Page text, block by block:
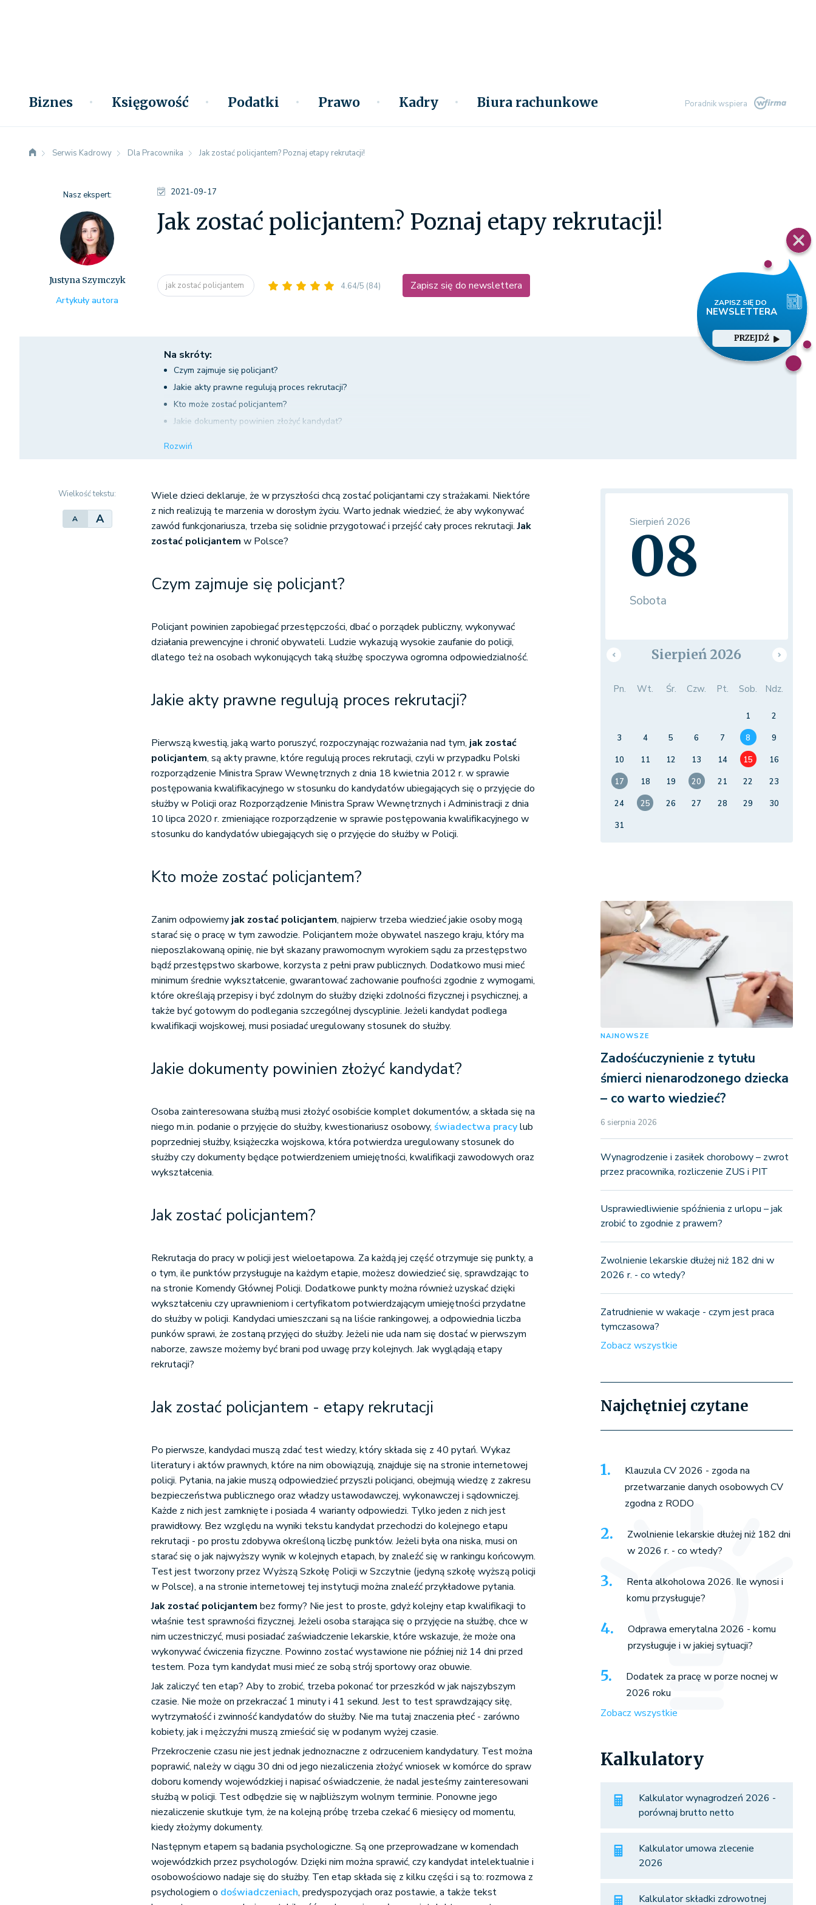
Biznes Księgowość Podatki Prawo Kadry Biura rachunkowe Poradnik wspiera
PRZEJDŹ
Serwis Kadrowy Dla Pracownika Jak zostać policjantem? Poznaj etapy rekrutacji!
2021-09-17
Jak zostać policjantem? Poznaj etapy rekrutacji!
jak zostać policjantem 4.64/5 (84) Zapisz się do newslettera
Nasz ekspert:
Justyna Szymczyk
Artykuły autora
Na skróty:
Czym zajmuje się policjant?
Jakie akty prawne regulują proces rekrutacji?
Kto może zostać policjantem?
Jakie dokumenty powinien złożyć kandydat?
Rozwiń
Wielkość tekstu:
A A
Wiele dzieci deklaruje, że w przyszłości chcą zostać policjantami czy strażakami. Niektóre
z nich realizują te marzenia w dorosłym życiu. Warto jednak wiedzieć, że aby wykonywać
zawód funkcjonariusza, trzeba się solidnie przygotować i przejść cały proces rekrutacji.Jak
zostać policjantem w Polsce?
Czym zajmuje się policjant?
Policjant powinien zapobiegać przestępczości, dbać o porządek publiczny, wykonywać
działania prewencyjne i chronić obywateli. Ludzie wykazują wysokie zaufanie do policji,
dlatego też na osobach wykonujących taką służbę spoczywa ogromna odpowiedzialność.
Jakie akty prawne regulują proces rekrutacji?
Pierwszą kwestią, jaką warto poruszyć, rozpoczynając rozważania nad tym, jak zostać
policjantem, są akty prawne, które regulują proces rekrutacji, czyli w przypadku Polski
rozporządzenie Ministra Spraw Wewnętrznych z dnia 18 kwietnia 2012 r. w sprawie
postępowania kwalifikacyjnego w stosunku do kandydatów ubiegających się o przyjęcie do
służby w Policji oraz Rozporządzenie Ministra Spraw Wewnętrznych i Administracji z dnia
10 lipca 2020 r. zmieniające rozporządzenie w sprawie postępowania kwalifikacyjnego w
stosunku do kandydatów ubiegających się o przyjęcie do służby w Policji.
Kto może zostać policjantem?
Zanim odpowiemy jak zostać policjantem, najpierw trzeba wiedzieć jakie osoby mogą
starać się o pracę w tym zawodzie. Policjantem może obywatel naszego kraju, który ma
nieposzlakowaną opinię, nie był skazany prawomocnym wyrokiem sądu za przestępstwo
bądź przestępstwo skarbowe, korzysta z pełni praw publicznych. Dodatkowo musi mieć
minimum średnie wykształcenie, gwarantować zachowanie poufności zgodnie z wymogami,
które określają przepisy i być zdolnym do służby dzięki zdolności fizycznej i psychicznej, a
także być gotowym do podlegania szczególnej dyscyplinie. Jeżeli kandydat podlega
kwalifikacji wojskowej, musi posiadać uregulowany stosunek do służby.
Jakie dokumenty powinien złożyć kandydat?
Osoba zainteresowana służbą musi złożyć osobiście komplet dokumentów, a składa się na
niego m.in. podanie o przyjęcie do służby, kwestionariusz osobowy, świadectwa pracylub
poprzedniej służby, książeczka wojskowa, która potwierdza uregulowany stosunek do
służby czy dokumenty będące potwierdzeniem umiejętności, kwalifikacji zawodowych oraz
wykształcenia.
Jak zostać policjantem?
Rekrutacja do pracy w policji jest wieloetapowa. Za każdą jej część otrzymuje się punkty, a
o tym, ile punktów przysługuje na każdym etapie, możesz dowiedzieć się, sprawdzając to
na stronie Komendy Głównej Policji. Dodatkowe punkty można również uzyskać dzięki
wykształceniu czy uprawnieniom i certyfikatom potwierdzającym umiejętności przydatne
do służby w policji. Kandydaci umieszczani są na liście rankingowej, a odpowiednia liczba
punków sprawi, że zostaną przyjęci do służby. Jeżeli nie uda nam się dostać w pierwszym
naborze, zawsze możemy być brani pod uwagę przy kolejnych. Jak wyglądają etapy
rekrutacji?
Jak zostać policjantem - etapy rekrutacji
Po pierwsze, kandydaci muszą zdać test wiedzy, który składa się z 40 pytań. Wykaz
literatury i aktów prawnych, które na nim obowiązują, znajduje się na stronie internetowej
policji. Pytania, na jakie muszą odpowiedzieć przyszli policjanci, obejmują wiedzę z zakresu
bezpieczeństwa publicznego oraz władzy ustawodawczej, wykonawczej i sądowniczej.
Każde z nich jest zamknięte i posiada 4 warianty odpowiedzi. Tylko jeden z nich jest
prawidłowy. Bez względu na wyniki tekstu kandydat przechodzi do kolejnego etapu
rekrutacji - po prostu zdobywa określoną liczbę punktów. Jeżeli była ona niska, musi on
starać się o jak najwyższy wynik w kolejnych etapach, by znaleźć się w rankingu końcowym.
Test jest tworzony przez Wyższą Szkołę Policji w Szczytnie (jedyną szkołę wyższą policji
w Polsce), a na stronie internetowej tej instytucji można znaleźć przykładowe pytania.
Jak zostać policjantem bez formy? Nie jest to proste, gdyż kolejny etap kwalifikacji to
właśnie test sprawności fizycznej. Jeżeli osoba starająca się o przyjęcie na służbę, chce w
nim uczestniczyć, musi posiadać zaświadczenie lekarskie, które wskazuje, że może ona
wykonywać ćwiczenia fizyczne. Powinno zostać wystawione nie później niż 14 dni przed
testem. Poza tym kandydat musi mieć ze sobą strój sportowy oraz obuwie.
Jak zaliczyć ten etap? Aby to zrobić, trzeba pokonać tor przeszkód w jak najszybszym
czasie. Nie może on przekraczać 1 minuty i 41 sekund. Jest to test sprawdzający siłę,
wytrzymałość i zwinność kandydatów do służby. Nie ma tutaj znaczenia płeć - zarówno
kobiety, jak i mężczyźni muszą zmieścić się w podanym wyżej czasie.
Przekroczenie czasu nie jest jednak jednoznaczne z odrzuceniem kandydatury. Test można
poprawić, należy w ciągu 30 dni od jego niezaliczenia złożyć wniosek w komórce do spraw
doboru komendy wojewódzkiej i napisać oświadczenie, że nadal jesteśmy zainteresowani
służbą w policji. Test odbędzie się w najbliższym wolnym terminie. Ponowne jego
niezaliczenie skutkuje tym, że na kolejną próbę trzeba czekać 6 miesięcy od momentu,
kiedy złożymy dokumenty.
Następnym etapem są badania psychologiczne. Są one przeprowadzane w komendach
wojewódzkich przez psychologów. Dzięki nim można sprawić, czy kandydat intelektualnie i
osobowościowo nadaje się do służby. Ten etap składa się z kilku części i są to: rozmowa z
psychologiem o doświadczeniach, predyspozycjach oraz postawie, a także tekst
Sierpień 2026
08
Sobota
Sierpień 2026
Pn. Wt. Śr. Czw. Pt. Sob. Ndz.
1
2
3
4 5 6 7 8
9
10
11 12 13 14 15
16
17
18 19 20 21 22
23
24
25 26 27 28 29
30
31
NAJNOWSZE
Zadośćuczynienie z tytułu
śmierci nienarodzonego dziecka
– co warto wiedzieć?
6 sierpnia 2026
Wynagrodzenie i zasiłek chorobowy – zwrot
przez pracownika, rozliczenie ZUS i PIT
Usprawiedliwienie spóźnienia z urlopu – jak
zrobić to zgodnie z prawem?
Zwolnienie lekarskie dłużej niż 182 dni w
2026 r. - co wtedy?
Zatrudnienie w wakacje - czym jest praca
tymczasowa?
Zobacz wszystkie
Najchętniej czytane
Klauzula CV 2026 - zgoda na
przetwarzanie danych osobowych CV
zgodna z RODO
Zwolnienie lekarskie dłużej niż 182 dni
w 2026 r. - co wtedy?
Renta alkoholowa 2026. Ile wynosi i
komu przysługuje?
Odprawa emerytalna 2026 - komu
przysługuje i w jakiej sytuacji?
Dodatek za pracę w porze nocnej w
2026 roku
Zobacz wszystkie
Kalkulatory
Kalkulator wynagrodzeń 2026 -
porównaj brutto netto
Kalkulator umowa zlecenie
2026
Kalkulator składki zdrowotnej